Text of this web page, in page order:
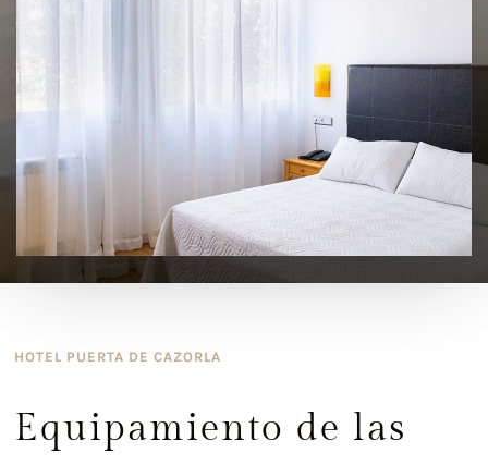
HOTEL PUERTA DE CAZORLA
Equipamiento de las